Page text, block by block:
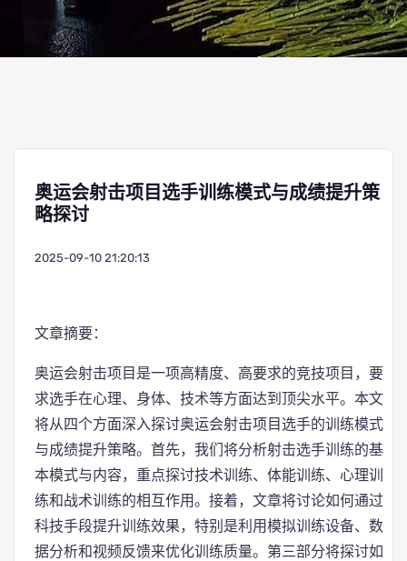
奥运会射击项目选手训练模式与成绩提升策
略探讨
2025-09-10 21:20:13
文章摘要：
奥运会射击项目是一项高精度、高要求的竞技项目，要
求选手在心理、身体、技术等方面达到顶尖水平。本文
将从四个方面深入探讨奥运会射击项目选手的训练模式
与成绩提升策略。首先，我们将分析射击选手训练的基
本模式与内容，重点探讨技术训练、体能训练、心理训
练和战术训练的相互作用。接着，文章将讨论如何通过
科技手段提升训练效果，特别是利用模拟训练设备、数
据分析和视频反馈来优化训练质量。第三部分将探讨如